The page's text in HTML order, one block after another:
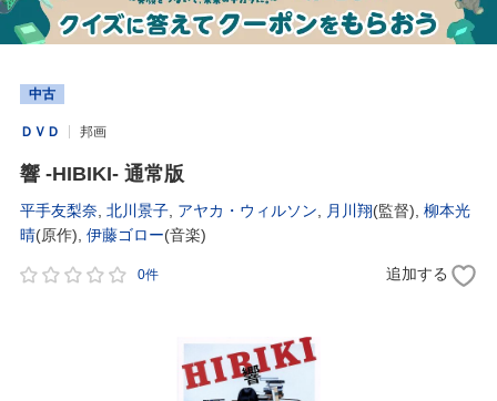
中古
ＤＶＤ 邦画
響 -HIBIKI- 通常版
平手友梨奈 北川景子 アヤカ・ウィルソン 月川翔(監督), 柳本光
晴(原作), 伊藤ゴロー(音楽)
0件 追加する